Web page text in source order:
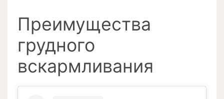
Преимущества
грудного
вскармливания